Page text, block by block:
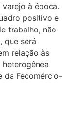
à época.
positivo e
trabalho, não
que será
relação às
da Fecomércio-